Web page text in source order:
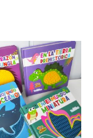
Este
tiene
Las